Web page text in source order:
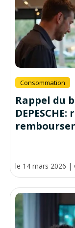
Consommation
Rappel du
le 14 mars 2026 |